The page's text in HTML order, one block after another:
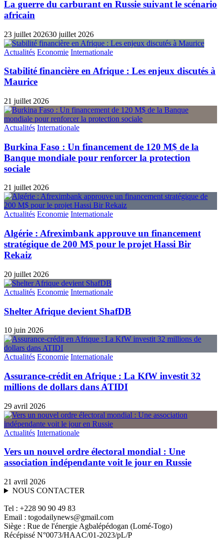
La guerre du carburant en Russie suivant le scénario
africain
23 juillet 202630 juillet 2026
Actualités Economie Internationale
Stabilité financière en Afrique : Les enjeux discutés à
Maurice
21 juillet 2026
Actualités Internationale
Burkina Faso : Un financement de 120 M$ de la
Banque mondiale pour renforcer la protection
sociale
21 juillet 2026
Actualités Economie Internationale
Algérie : Afreximbank approuve un financement
stratégique de 200 M$ pour le projet Hassi Bir
Rekaiz
20 juillet 2026
Actualités Economie Internationale
Shelter Afrique devient ShafDB
10 juin 2026
Actualités Economie Internationale
Assurance-crédit en Afrique : La KfW investit 32
millions de dollars dans ATIDI
29 avril 2026
Actualités Internationale
Vers un nouvel ordre électoral mondial : Une
association indépendante voit le jour en Russie
21 avril 2026
NOUS CONTACTER
Tel : +228 90 90 49 83
Email : togodailynews@gmail.com
Siège : Rue de l'énergie Agbalépédogan (Lomé-Togo)
Récépissé N°0073/HAAC/01-2023/pL/P